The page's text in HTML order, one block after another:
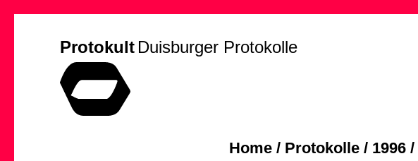
Protokult Duisburger Protokolle
Home/ Protokolle/ 1996/